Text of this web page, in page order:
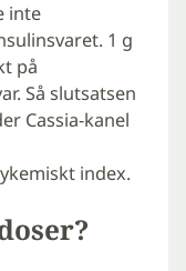
inte
1 g
på
Så slutsatsen
Cassia-kanel
index.